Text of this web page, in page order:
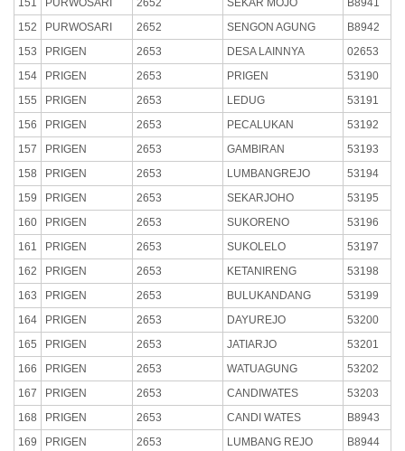
152
PURWOSARI 2652 SENGON AGUNG
B8942
153
PRIGEN 2653 DESA LAINNYA
02653
154
PRIGEN 2653 PRIGEN
53190
155
PRIGEN 2653 LEDUG
53191
156
PRIGEN 2653 PECALUKAN
53192
157
PRIGEN 2653 GAMBIRAN
53193
158
PRIGEN 2653 LUMBANGREJO
53194
159
PRIGEN 2653 SEKARJOHO
53195
160
PRIGEN 2653 SUKORENO
53196
161
PRIGEN 2653 SUKOLELO
53197
162
PRIGEN 2653 KETANIRENG
53198
163
PRIGEN 2653 BULUKANDANG
53199
164
PRIGEN 2653 DAYUREJO
53200
165
PRIGEN 2653 JATIARJO
53201
166
PRIGEN 2653 WATUAGUNG
53202
167
PRIGEN 2653 CANDIWATES
53203
168
PRIGEN 2653 CANDI WATES
B8943
169
PRIGEN 2653 LUMBANG REJO
B8944